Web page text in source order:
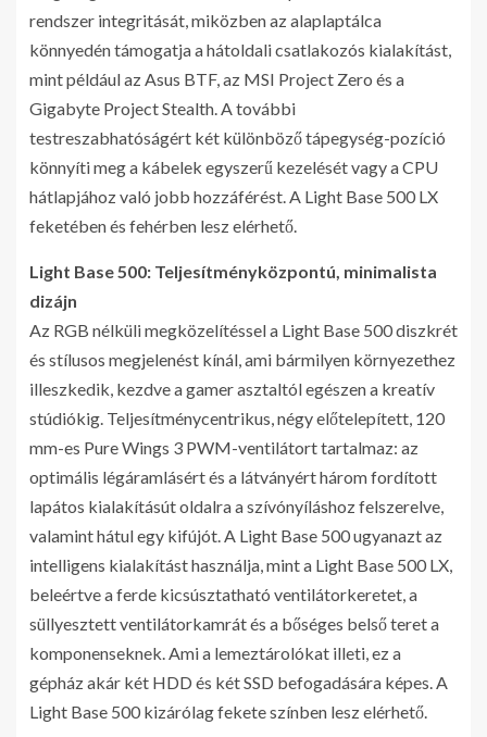
rendszer integritását, miközben az alaplaptálca
könnyedén támogatja a hátoldali csatlakozós kialakítást,
mint például az Asus BTF, az MSI Project Zero és a
Gigabyte Project Stealth. A további
testreszabhatóságért két különböző tápegység-pozíció
könnyíti meg a kábelek egyszerű kezelését vagy a CPU
hátlapjához való jobb hozzáférést. A Light Base 500 LX
feketében és fehérben lesz elérhető.
Light Base 500: Teljesítményközpontú, minimalista
dizájn
Az RGB nélküli megközelítéssel a Light Base 500 diszkrét
és stílusos megjelenést kínál, ami bármilyen környezethez
illeszkedik, kezdve a gamer asztaltól egészen a kreatív
stúdiókig. Teljesítménycentrikus, négy előtelepített, 120
mm-es Pure Wings 3 PWM-ventilátort tartalmaz: az
optimális légáramlásért és a látványért három fordított
lapátos kialakításút oldalra a szívónyíláshoz felszerelve,
valamint hátul egy kifújót. A Light Base 500 ugyanazt az
intelligens kialakítást használja, mint a Light Base 500 LX,
beleértve a ferde kicsúsztatható ventilátorkeretet, a
süllyesztett ventilátorkamrát és a bőséges belső teret a
komponenseknek. Ami a lemeztárolókat illeti, ez a
gépház akár két HDD és két SSD befogadására képes. A
Light Base 500 kizárólag fekete színben lesz elérhető.